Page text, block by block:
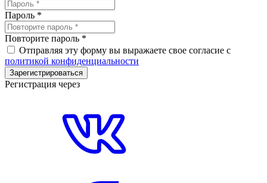
Пароль *
Повторите пароль *
Отправляя эту форму вы выражаете свое согласие с
политикой конфиденциальности
Зарегистрироваться
Регистрация через